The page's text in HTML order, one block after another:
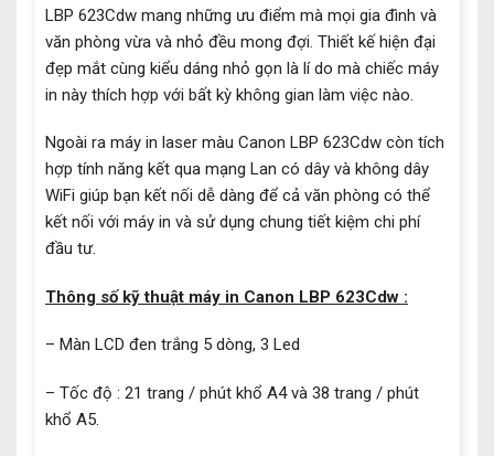
LBP 623Cdw mang những ưu điểm mà mọi gia đình và
văn phòng vừa và nhỏ đều mong đợi. Thiết kế hiện đại
đẹp mắt cùng kiểu dáng nhỏ gọn là lí do mà chiếc máy
in này thích hợp với bất kỳ không gian làm việc nào.
Ngoài ra máy in laser màu Canon LBP 623Cdw còn tích
hợp tính năng kết qua mạng Lan có dây và không dây
WiFi giúp bạn kết nối dễ dàng để cả văn phòng có thể
kết nối với máy in và sử dụng chung tiết kiệm chi phí
đầu tư.
Thông số kỹ thuật máy in Canon LBP 623Cdw :
– Màn LCD đen trắng 5 dòng, 3 Led
– Tốc độ : 21 trang / phút khổ A4 và 38 trang / phút
khổ A5.